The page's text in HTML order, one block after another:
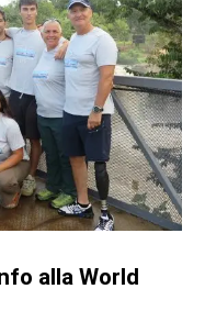
6 AGOSTO 2026